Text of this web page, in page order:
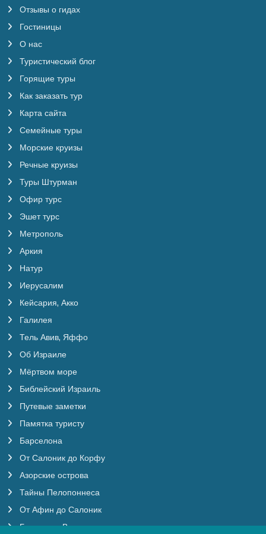
Отзывы о гидах
Гостиницы
О нас
Туристический блог
Горящие туры
Как заказать тур
Карта сайта
Семейные туры
Морские круизы
Речные круизы
Туры Штурман
Офир турс
Эшет турс
Метрополь
Аркия
Натур
Иерусалим
Кейсария, Акко
Галилея
Тель Авив, Яффо
Об Израиле
Мёртвом море
Библейский Израиль
Путевые заметки
Памятка туристу
Барселона
От Салоник до Корфу
Азорские острова
Тайны Пелопоннеса
От Афин до Салоник
Будапешт, Вена